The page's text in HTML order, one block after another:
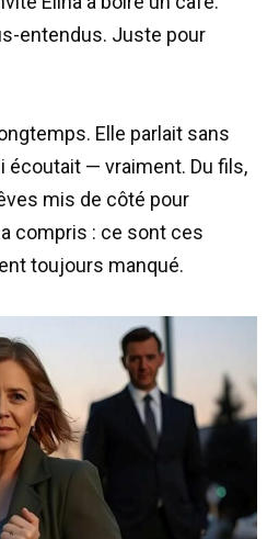
entendus. Juste pour
Elle parlait sans
écoutait — vraiment. Du fils,
mis de côté pour
compris : ce sont ces
toujours manqué.